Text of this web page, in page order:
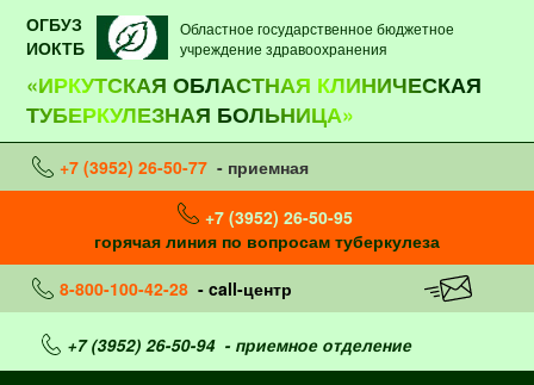
ОГБУЗ
ИОКТБ
Областное государственное бюджетное
учреждение здравоохранения
«ИРКУТСКАЯ ОБЛАСТНАЯ КЛИНИЧЕСКАЯ
ТУБЕРКУЛЕЗНАЯ БОЛЬНИЦА»
+7 (3952) 26-50-77 - приемная
+7 (3952) 26-50-95
горячая линия по вопросам туберкулеза
8-800-100-42-28 - call-центр
+7 (3952) 26-50-94- приемное отделение